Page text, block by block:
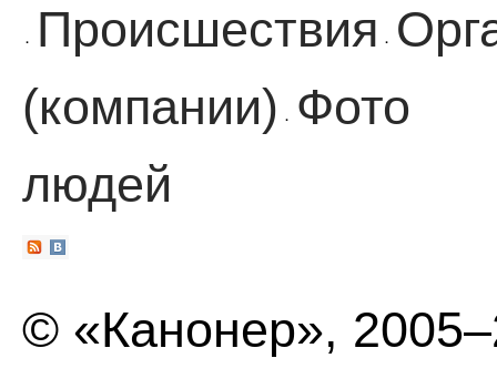
· Происшествия ·
(компании)
·
Фото
людей
© «Канонер»,